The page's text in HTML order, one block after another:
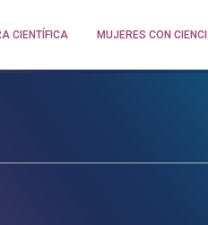
CIENTÍFICA MUJERES CON